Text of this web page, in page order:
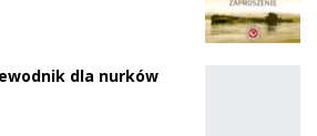
dla nurków